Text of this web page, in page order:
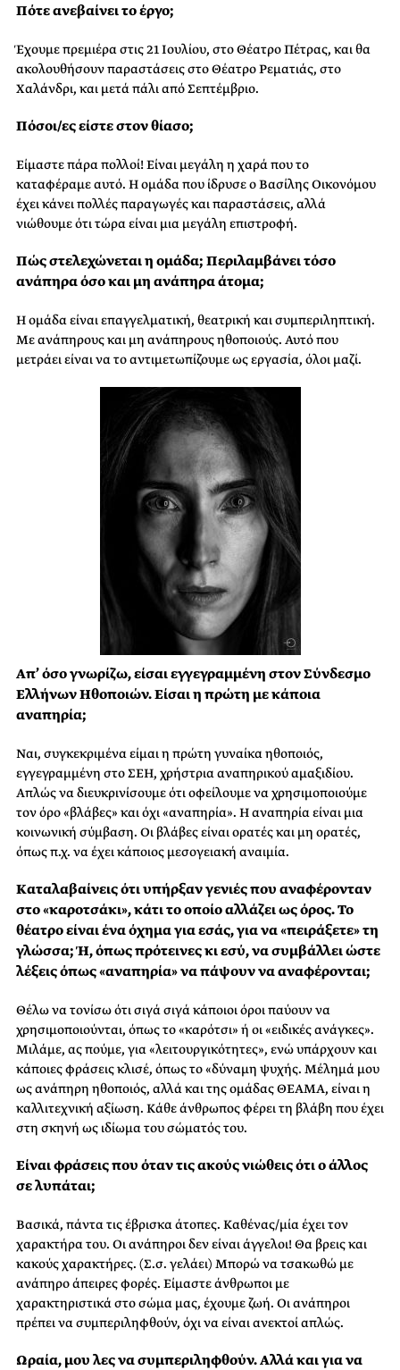
Πότε ανεβαίνει το έργο;
Έχουμε πρεμιέρα στις 21 Ιουλίου, στο Θέατρο Πέτρας, και θα
ακολουθήσουν παραστάσεις στο Θέατρο Ρεματιάς, στο
Χαλάνδρι, και μετά πάλι από Σεπτέμβριο.
Πόσοι/ες είστε στον θίασο;
Είμαστε πάρα πολλοί! Είναι μεγάλη η χαρά που το
καταφέραμε αυτό. Η ομάδα που ίδρυσε ο Βασίλης Οικονόμου
έχει κάνει πολλές παραγωγές και παραστάσεις, αλλά
νιώθουμε ότι τώρα είναι μια μεγάλη επιστροφή.
Πώς στελεχώνεται η ομάδα; Περιλαμβάνει τόσο
ανάπηρα όσο και μη ανάπηρα άτομα;
Η ομάδα είναι επαγγελματική, θεατρική και συμπεριληπτική.
Με ανάπηρους και μη ανάπηρους ηθοποιούς. Αυτό που
μετράει είναι να το αντιμετωπίζουμε ως εργασία, όλοι μαζί.
Απ’ όσο γνωρίζω, είσαι εγγεγραμμένη στον Σύνδεσμο
Ελλήνων Ηθοποιών. Είσαι η πρώτη με κάποια
αναπηρία;
Ναι, συγκεκριμένα είμαι η πρώτη γυναίκα ηθοποιός,
εγγεγραμμένη στο ΣΕΗ, χρήστρια αναπηρικού αμαξιδίου.
Απλώς να διευκρινίσουμε ότι οφείλουμε να χρησιμοποιούμε
τον όρο «βλάβες» και όχι «αναπηρία». Η αναπηρία είναι μια
κοινωνική σύμβαση. Οι βλάβες είναι ορατές και μη ορατές,
όπως π.χ. να έχει κάποιος μεσογειακή αναιμία.
Καταλαβαίνεις ότι υπήρξαν γενιές που αναφέρονταν
στο «καροτσάκι», κάτι το οποίο αλλάζει ως όρος. Το
θέατρο είναι ένα όχημα για εσάς, για να «πειράξετε» τη
γλώσσα; Ή, όπως πρότεινες κι εσύ, να συμβάλλει ώστε
λέξεις όπως «αναπηρία» να πάψουν να αναφέρονται;
Θέλω να τονίσω ότι σιγά σιγά κάποιοι όροι παύουν να
χρησιμοποιούνται, όπως το «καρότσι» ή οι «ειδικές ανάγκες».
Μιλάμε, ας πούμε, για «λειτουργικότητες», ενώ υπάρχουν και
κάποιες φράσεις κλισέ, όπως το «δύναμη ψυχής. Μέλημά μου
ως ανάπηρη ηθοποιός, αλλά και της ομάδας ΘΕΑΜΑ, είναι η
καλλιτεχνική αξίωση. Κάθε άνθρωπος φέρει τη βλάβη που έχει
στη σκηνή ως ιδίωμα του σώματός του.
Είναι φράσεις που όταν τις ακούς νιώθεις ότι ο άλλος
σε λυπάται;
Βασικά, πάντα τις έβρισκα άτοπες. Καθένας/μία έχει τον
χαρακτήρα του. Οι ανάπηροι δεν είναι άγγελοι! Θα βρεις και
κακούς χαρακτήρες. (Σ.σ. γελάει) Μπορώ να τσακωθώ με
ανάπηρο άπειρες φορές. Είμαστε άνθρωποι με
χαρακτηριστικά στο σώμα μας, έχουμε ζωή. Οι ανάπηροι
πρέπει να συμπεριληφθούν, όχι να είναι ανεκτοί απλώς.
Ωραία, μου λες να συμπεριληφθούν. Αλλά και για να